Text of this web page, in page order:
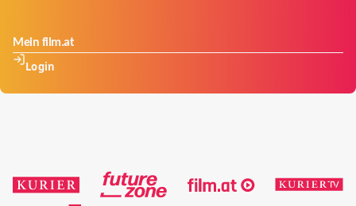
Mein film.at
Login